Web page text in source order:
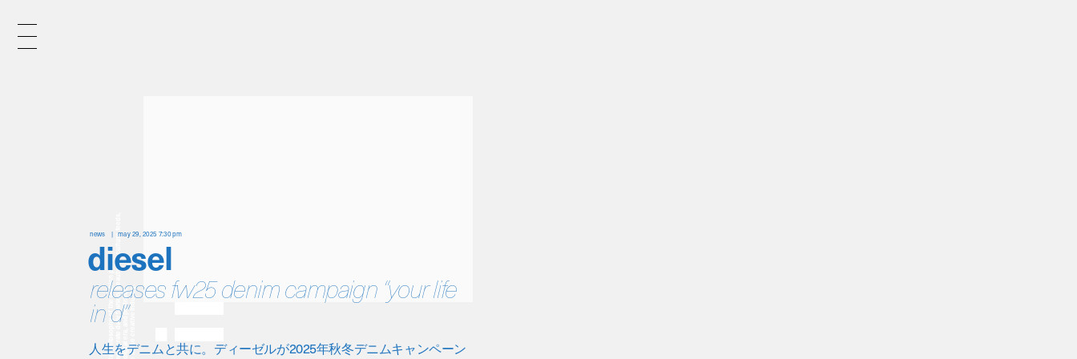
n
d
news may 29, 2025 7:30 pm
diesel
releases fw25 denim campaign “your life
in d”
人生をデニムと共に。ディーゼルが2025年秋冬デニムキャンペーン